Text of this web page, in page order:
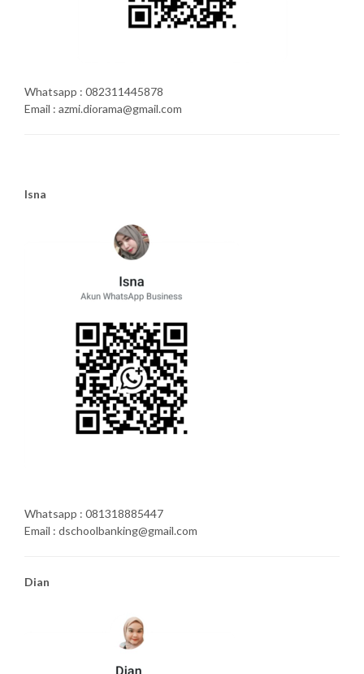
Whatsapp : 082311445878
Email : azmi.diorama@gmail.com
Isna
Whatsapp : 081318885447
Email : dschoolbanking@gmail.com
Dian